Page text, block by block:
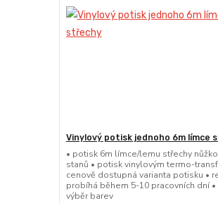
Vinylový potisk jednoho 6m límce
• potisk 6m límce/lemu střechy
stanů • potisk vinylovým termo-
cenově dostupná varianta potisku •
probíhá během 5-10 pracovních dní •
výběr barev